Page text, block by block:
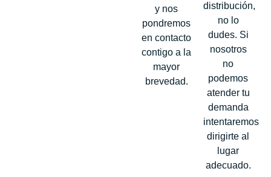
y nos
pondremos
en contacto
contigo a la
mayor
brevedad.
distribución,
no lo
dudes. Si
nosotros
no
podemos
atender tu
demanda
intentaremos
dirigirte al
lugar
adecuado.